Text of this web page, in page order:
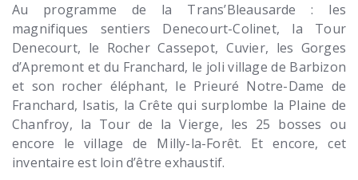
Au programme de la Trans’Bleausarde : les
magnifiques sentiers Denecourt-Colinet, la Tour
Denecourt, le Rocher Cassepot, Cuvier, les Gorges
d’Apremont et du Franchard, le joli village de Barbizon
et son rocher éléphant, le Prieuré Notre-Dame de
Franchard, Isatis, la Crête qui surplombe la Plaine de
Chanfroy, la Tour de la Vierge, les 25 bosses ou
encore le village de Milly-la-Forêt. Et encore, cet
inventaire est loin d’être exhaustif.